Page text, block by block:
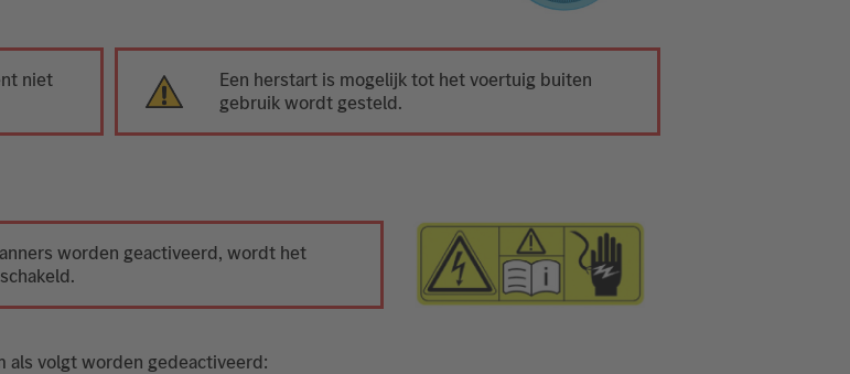
niet
Een herstart is mogelijk tot het voertuig buiten
gebruik wordt gesteld.
worden geactiveerd, wordt het
als volgt worden gedeactiveerd: